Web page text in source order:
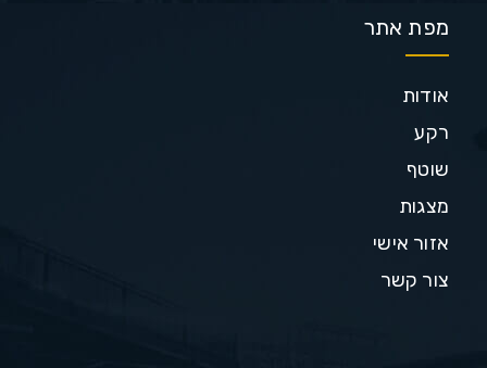
מפת אתר
אודות
רקע
שוטף
מצגות
אזור אישי
צור קשר